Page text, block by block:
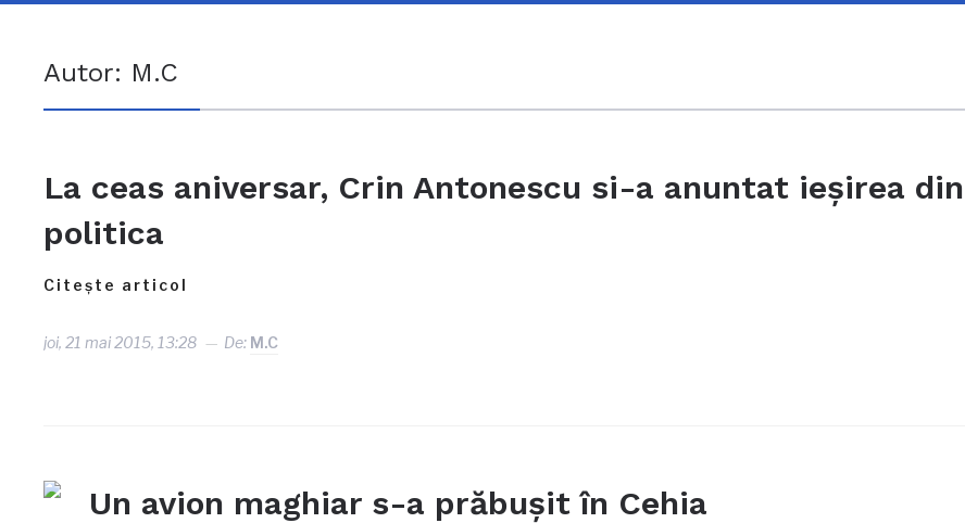
Autor: M.C
La ceas aniversar, Crin Antonescu si-a anuntat ieșirea din
politica
Citește articol
joi, 21 mai 2015, 13:28 De: M.C
Un avion maghiar s-a prăbușit în Cehia